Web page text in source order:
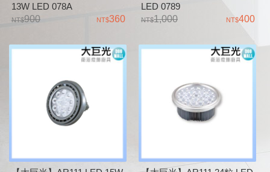
13W LED 078A
900
360
LED 0789
1,000
400